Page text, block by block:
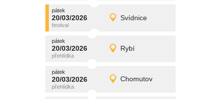
pátek
20/03/2026 Svídnice
pátek
20/03/2026 Detail
promítání
pátek
20/03/2026 Rybí
pátek
20/03/2026 Detail
promítání
pátek
20/03/2026 Chomutov
pátek
20/03/2026 Detail
promítání